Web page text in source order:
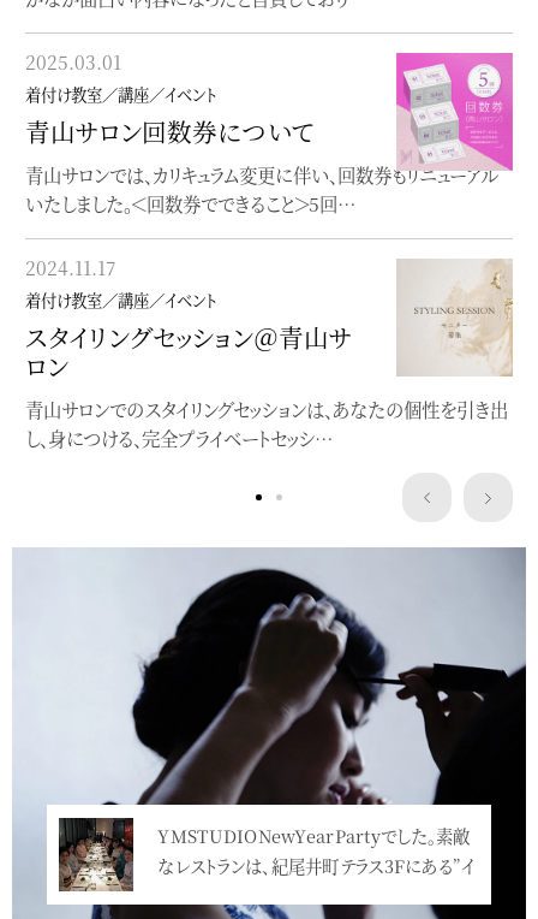
2025.03.01
着付け教室／講座／イベント
青山サロン回数券について
青山サロンでは、カリキュラム変更に伴い、回数券もリニューアル
いたしました。＜回数券でできること＞5回…
2024.11.17
着付け教室／講座／イベント
スタイリングセッション＠青山サ
ロン
青山サロンでのスタイリングセッションは、あなたの個性を引き出
し、身につける、完全プライベートセッシ…
2023.06.19
着付け教室／講座／イベント
オンラインレッスン
オンラインで完結する着物着付け教室
2023.05.22
着付け教室／講座／イベント
”浴衣にぴったり”洒落水引ワー
クショップ
クレマチスの簪作りWSを開催します
Service
YMSTUDIONewYearPartyでした。素敵
なレストランは、紀尾井町テラス3Fにある”イ